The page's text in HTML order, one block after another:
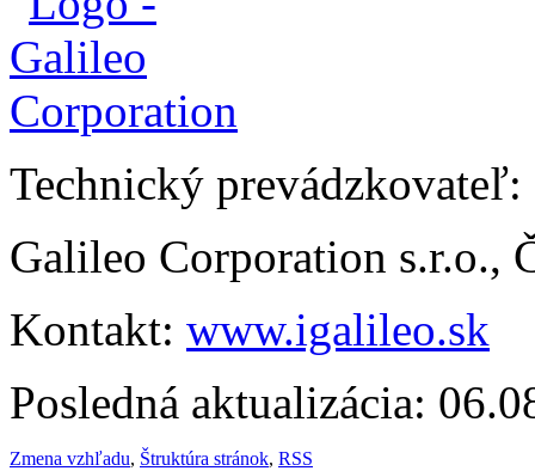
Technický prevádzkovateľ:
Galileo Corporation s.r.o.,
Kontakt: www.igalileo.sk
Posledná aktualizácia:
Zmena vzhľadu, Štruktúra stránok, RSS